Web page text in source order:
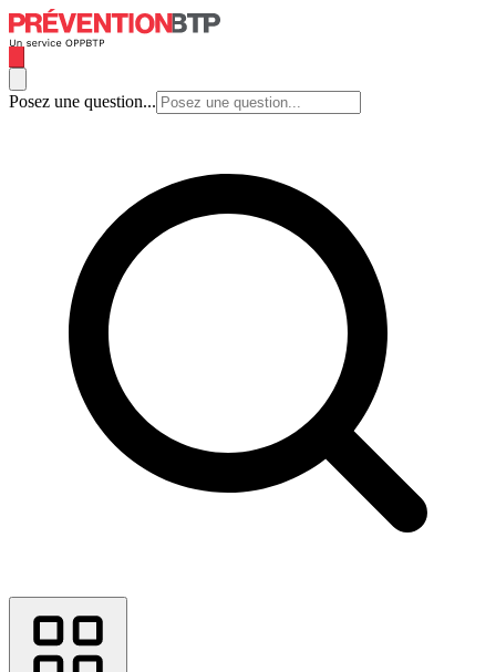
Posez une question...